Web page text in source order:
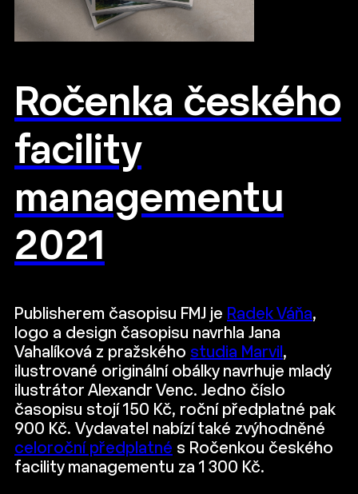
Ročenka českého
facility
managementu
2021
Publisherem časopisu FMJ je Radek Váňa,
logo a design časopisu navrhla Jana
Vahalíková z pražského studia Marvil ,
ilustrované originální obálky navrhuje mladý
ilustrátor Alexandr Venc. Jedno číslo
časopisu stojí 150 Kč, roční předplatné pak
900 Kč. Vydavatel nabízí také zvýhodněné
celoroční předplatné s Ročenkou českého
facility managementu za 1 300 Kč.